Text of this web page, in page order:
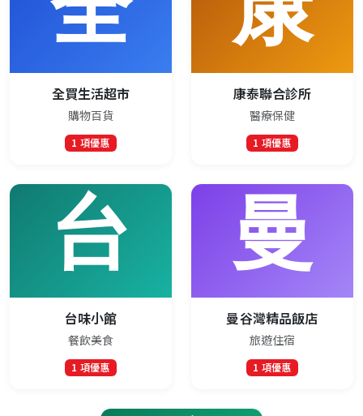
全買生活超市
購物百貨
1 項優惠
康泰聯合診所
醫療保健
1 項優惠
台味小館
餐飲美食
1 項優惠
曼谷灣精品飯店
旅遊住宿
1 項優惠